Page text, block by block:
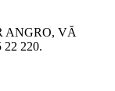
ANGRO, VĂ
220.